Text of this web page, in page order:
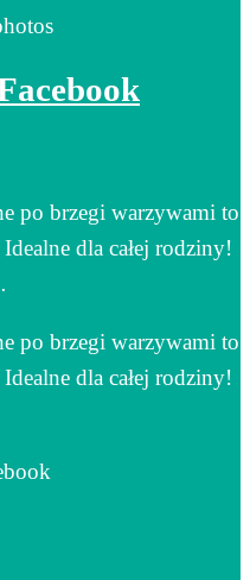
po brzegi warzywami to
dla całej rodziny!
po brzegi warzywami to
dla całej rodziny!